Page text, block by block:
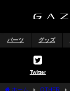
パーツ グッズ
Twitter
ホーム OTHER